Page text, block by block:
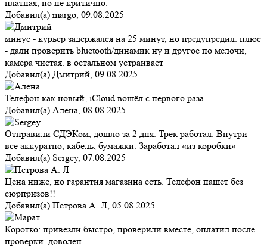
платная, но не критично.
Добавил(а) margo, 09.08.2025
минус - курьер задержался на 25 минут, но предупредил. плюс
- дали проверить bluetooth/динамик ну и другое по мелочи,
камера чистая. в остальном устраивает
Добавил(а) Дмитрий, 09.08.2025
Телефон как новый, iCloud вошёл с первого раза
Добавил(а) Алена, 08.08.2025
Отправили СДЭКом, дошло за 2 дня. Трек работал. Внутри
всё аккуратно, кабель, бумажки. Заработал «из коробки»
Добавил(а) Sergey, 07.08.2025
Цена ниже, но гарантия магазина есть. Телефон пашет без
сюрпризов!!
Добавил(а) Петрова А. Л, 05.08.2025
Коротко: привезли быстро, проверили вместе, оплатил после
проверки. доволен